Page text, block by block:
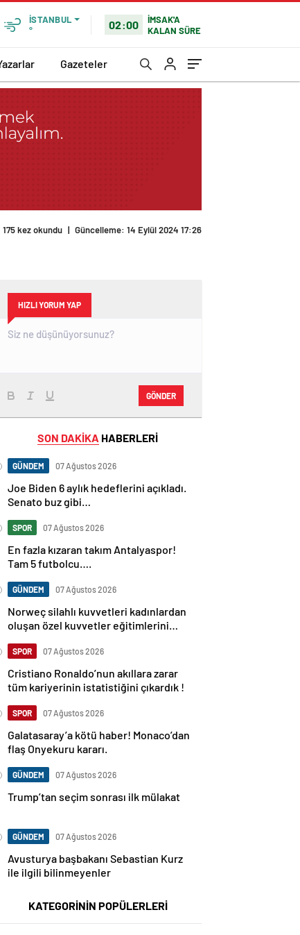
İSTANBUL
°
02:00
İMSAK'A
KALAN SÜRE
Gazeteler
175 kez okundu | Güncelleme: 14 Eylül 2024 17:26
HIZLI YORUM YAP
GÖNDER
SON DAKİKA HABERLERİ
GÜNDEM 07 Ağustos 2026
Joe Biden 6 aylık hedeflerini açıkladı.
Senato buz gibi…
SPOR 07 Ağustos 2026
En fazla kızaran takım Antalyaspor!
Tam 5 futbolcu….
GÜNDEM 07 Ağustos 2026
Norweç silahlı kuvvetleri kadınlardan
oluşan özel kuvvetler eğitimlerini
SPOR 07 Ağustos 2026
Cristiano Ronaldo’nun akıllara zarar
tüm kariyerinin istatistiğini çıkardık !
SPOR 07 Ağustos 2026
Galatasaray’a kötü haber! Monaco’dan
flaş Onyekuru kararı.
GÜNDEM 07 Ağustos 2026
Trump’tan seçim sonrası ilk mülakat
GÜNDEM 07 Ağustos 2026
Avusturya başbakanı Sebastian Kurz
ile ilgili bilinmeyenler
KATEGORİNİN POPÜLERLERİ